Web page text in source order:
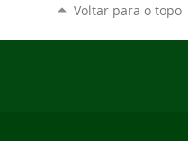
Voltar para o topo